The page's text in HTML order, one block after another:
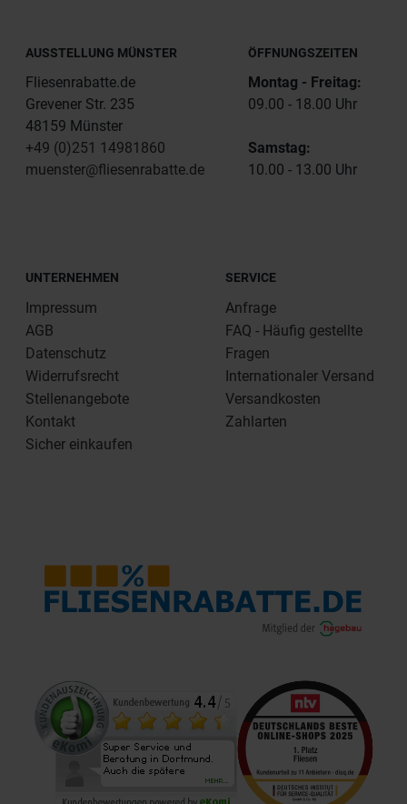
AUSSTELLUNG MÜNSTER
Fliesenrabatte.de
Grevener Str. 235
48159 Münster
+49 (0)251 14981860
muenster@fliesenrabatte.de
ÖFFNUNGSZEITEN
Montag - Freitag:
09.00 - 18.00 Uhr
Samstag:
10.00 - 13.00 Uhr
UNTERNEHMEN
Impressum
AGB
Datenschutz
Widerrufsrecht
Stellenangebote
Kontakt
Sicher einkaufen
SERVICE
Anfrage
FAQ - Häufig gestellte
Fragen
Internationaler Versand
Versandkosten
Zahlarten